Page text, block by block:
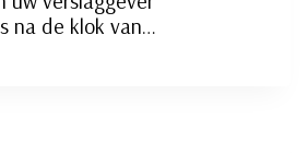
na de klok van…